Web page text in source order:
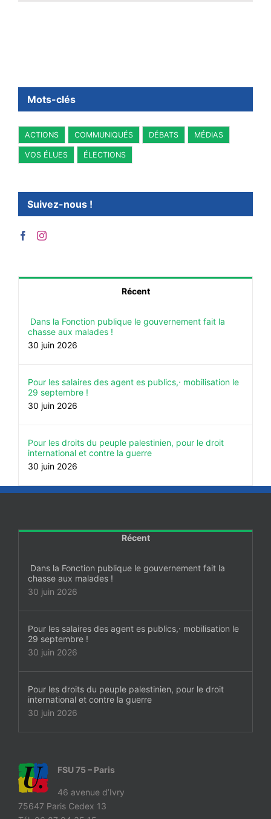
Mots-clés
ACTIONS COMMUNIQUÉS DÉBATS MÉDIAS
VOS ÉLUES ÉLECTIONS
Suivez-nous !
Récent
Dans la Fonction publique le gouvernement fait la
chasse aux malades !
30 juin 2026
Pour les salaires des agent es publics,⋅ mobilisation le
29 septembre !
30 juin 2026
Pour les droits du peuple palestinien, pour le droit
international et contre la guerre
30 juin 2026
Récent
Dans la Fonction publique le gouvernement fait la
chasse aux malades !
30 juin 2026
Pour les salaires des agent es publics,⋅ mobilisation le
29 septembre !
30 juin 2026
Pour les droits du peuple palestinien, pour le droit
international et contre la guerre
30 juin 2026
FSU 75 – Paris
46 avenue d’Ivry
75647 Paris Cedex 13